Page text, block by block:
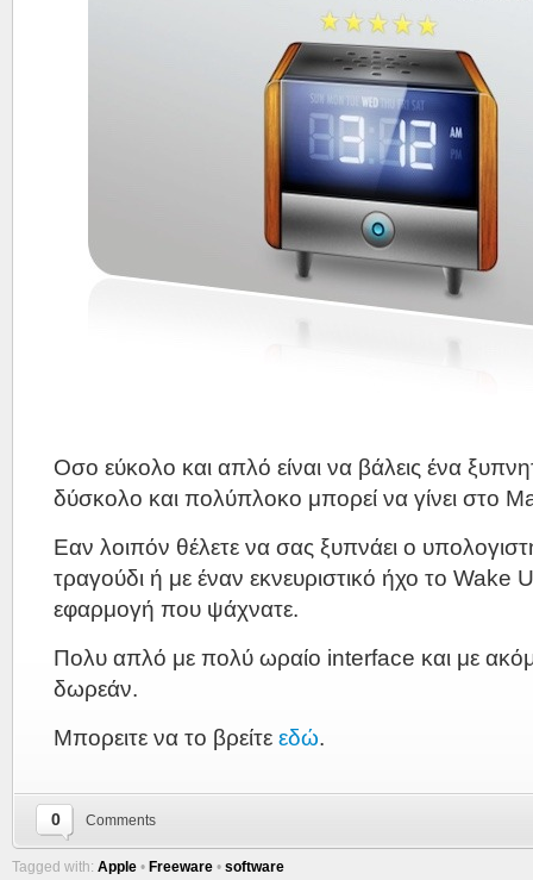
Οσο εύκολο και απλό είναι να βάλεις ένα
δύσκολο και πολύπλοκο μπορεί να γίνει στο
Εαν λοιπόν θέλετε να σας ξυπνάει ο
τραγούδι ή με έναν εκνευριστικό ήχο το Wake
εφαρμογή που ψάχνατε.
Πολυ απλό με πολύ ωραίο interface και με
δωρεάν.
Μπορειτε να το βρείτε εδώ.
0 Comments
Tagged with: Apple • Freeware • software